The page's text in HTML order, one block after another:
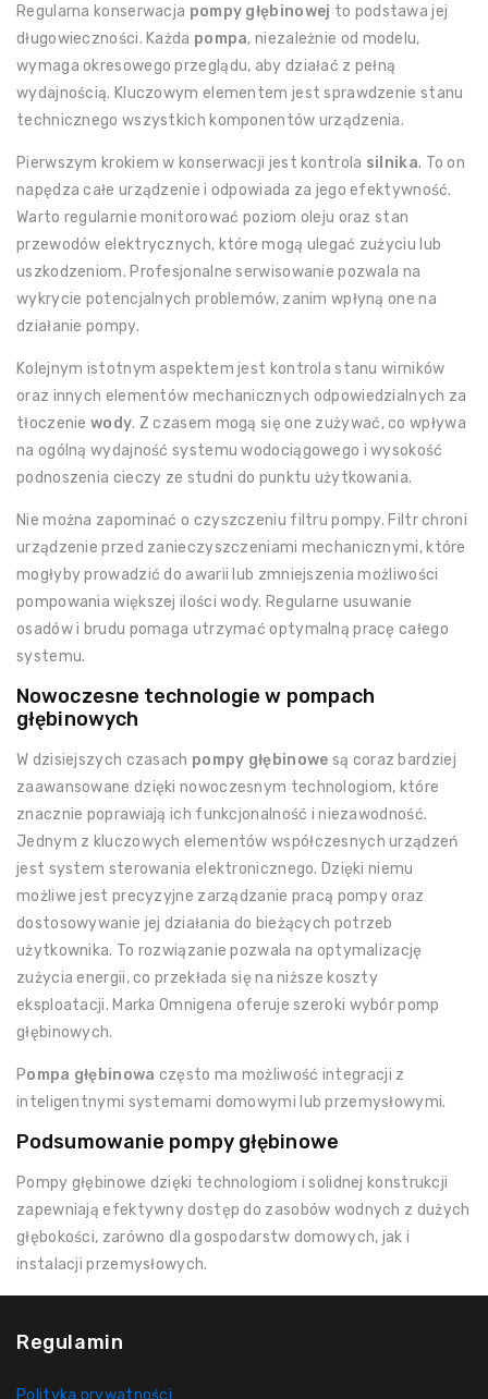
Regularna konserwacja pompy głębinowej to podstawa jej
długowieczności. Każda pompa, niezależnie od modelu,
wymaga okresowego przeglądu, aby działać z pełną
wydajnością. Kluczowym elementem jest sprawdzenie stanu
technicznego wszystkich komponentów urządzenia.
Pierwszym krokiem w konserwacji jest kontrola silnika. To on
napędza całe urządzenie i odpowiada za jego efektywność.
Warto regularnie monitorować poziom oleju oraz stan
przewodów elektrycznych, które mogą ulegać zużyciu lub
uszkodzeniom. Profesjonalne serwisowanie pozwala na
wykrycie potencjalnych problemów, zanim wpłyną one na
działanie pompy.
Kolejnym istotnym aspektem jest kontrola stanu wirników
oraz innych elementów mechanicznych odpowiedzialnych za
tłoczenie wody. Z czasem mogą się one zużywać, co wpływa
na ogólną wydajność systemu wodociągowego i wysokość
podnoszenia cieczy ze studni do punktu użytkowania.
Nie można zapominać o czyszczeniu filtru pompy. Filtr chroni
urządzenie przed zanieczyszczeniami mechanicznymi, które
mogłyby prowadzić do awarii lub zmniejszenia możliwości
pompowania większej ilości wody. Regularne usuwanie
osadów i brudu pomaga utrzymać optymalną pracę całego
systemu.
Nowoczesne technologie w pompach
głębinowych
W dzisiejszych czasach pompy głębinowe są coraz bardziej
zaawansowane dzięki nowoczesnym technologiom, które
znacznie poprawiają ich funkcjonalność i niezawodność.
Jednym z kluczowych elementów współczesnych urządzeń
jest system sterowania elektronicznego. Dzięki niemu
możliwe jest precyzyjne zarządzanie pracą pompy oraz
dostosowywanie jej działania do bieżących potrzeb
użytkownika. To rozwiązanie pozwala na optymalizację
zużycia energii, co przekłada się na niższe koszty
eksploatacji. Marka Omnigena oferuje szeroki wybór pomp
głębinowych.
Pompa głębinowa często ma możliwość integracji z
inteligentnymi systemami domowymi lub przemysłowymi.
Podsumowanie pompy głębinowe
Pompy głębinowe dzięki technologiom i solidnej konstrukcji
zapewniają efektywny dostęp do zasobów wodnych z dużych
głębokości, zarówno dla gospodarstw domowych, jak i
instalacji przemysłowych.
Regulamin
Polityka prywatności